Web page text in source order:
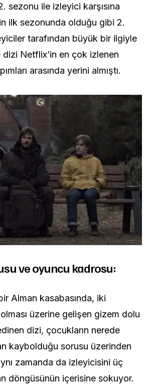
sezonu ile izleyici karşısına
ilk sezonunda olduğu gibi 2.
tarafından büyük bir ilgiyle
dizi Netflix’in en çok izlenen
arasında yerini almıştı.
ve oyuncu kadrosu:
Alman kasabasında, iki
üzerine gelişen gizem dolu
dizi, çocukların nerede
kaybolduğu sorusu üzerinden
zamanda da izleyicisini üç
döngüsünün içerisine sokuyor.